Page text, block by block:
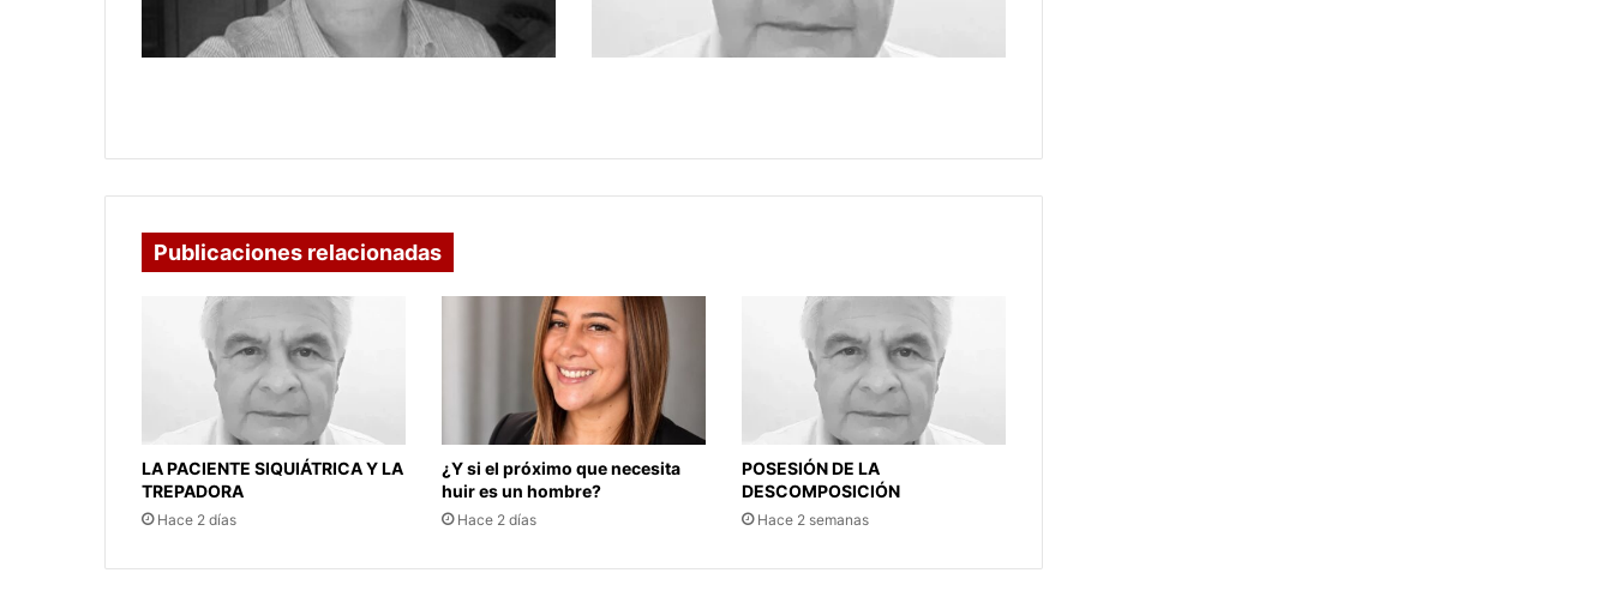
Publicaciones relacionadas
LA PACIENTE SIQUIÁTRICA Y LA
TREPADORA
Hace 2 días
¿Y si el próximo que necesita
huir es un hombre?
Hace 2 días
POSESIÓN DE LA
DESCOMPOSICIÓN
Hace 2 semanas